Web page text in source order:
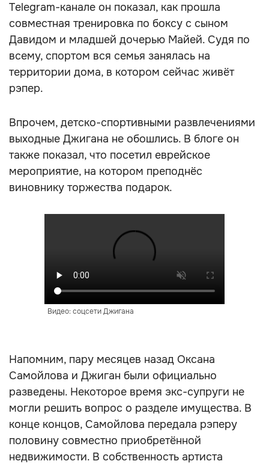
Telegram-канале он показал, как прошла
совместная тренировка по боксу с сыном
Давидом и младшей дочерью Майей. Судя по
всему, спортом вся семья занялась на
территории дома, в котором сейчас живёт
рэпер.
Впрочем, детско-спортивными развлечениями
выходные Джигана не обошлись. В блоге он
также показал, что посетил еврейское
мероприятие, на котором преподнёс
виновнику торжества подарок.
Видео: соцсети Джигана
Напомним, пару месяцев назад Оксана
Самойлова и Джиган были официально
разведены. Некоторое время экс-супруги не
могли решить вопрос о разделе имущества. В
конце концов, Самойлова передала рэперу
половину совместно приобретённой
недвижимости. В собственность артиста